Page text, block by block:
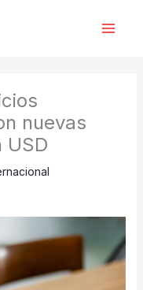
nuevas
USD